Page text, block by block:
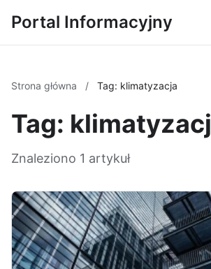
Portal Informacyjny
Strona główna / Tag: klimatyzacja
Tag:
Znaleziono 1 artykuł